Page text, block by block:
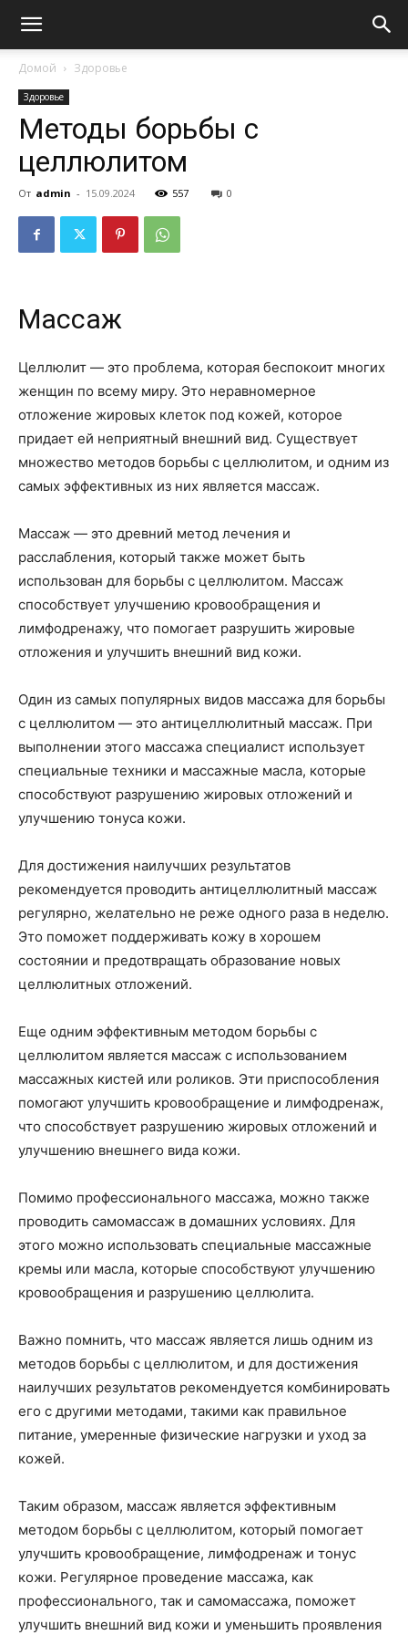
Домой Здоровье
Здоровье
Методы борьбы с
целлюлитом
От admin - 15.09.2024 557 0
Массаж
Целлюлит — это проблема, которая беспокоит многих
женщин по всему миру. Это неравномерное
отложение жировых клеток под кожей, которое
придает ей неприятный внешний вид. Существует
множество методов борьбы с целлюлитом, и одним из
самых эффективных из них является массаж.
Массаж — это древний метод лечения и
расслабления, который также может быть
использован для борьбы с целлюлитом. Массаж
способствует улучшению кровообращения и
лимфодренажу, что помогает разрушить жировые
отложения и улучшить внешний вид кожи.
Один из самых популярных видов массажа для борьбы
с целлюлитом — это антицеллюлитный массаж. При
выполнении этого массажа специалист использует
специальные техники и массажные масла, которые
способствуют разрушению жировых отложений и
улучшению тонуса кожи.
Для достижения наилучших результатов
рекомендуется проводить антицеллюлитный массаж
регулярно, желательно не реже одного раза в неделю.
Это поможет поддерживать кожу в хорошем
состоянии и предотвращать образование новых
целлюлитных отложений.
Еще одним эффективным методом борьбы с
целлюлитом является массаж с использованием
массажных кистей или роликов. Эти приспособления
помогают улучшить кровообращение и лимфодренаж,
что способствует разрушению жировых отложений и
улучшению внешнего вида кожи.
Помимо профессионального массажа, можно также
проводить самомассаж в домашних условиях. Для
этого можно использовать специальные массажные
кремы или масла, которые способствуют улучшению
кровообращения и разрушению целлюлита.
Важно помнить, что массаж является лишь одним из
методов борьбы с целлюлитом, и для достижения
наилучших результатов рекомендуется комбинировать
его с другими методами, такими как правильное
питание, умеренные физические нагрузки и уход за
кожей.
Таким образом, массаж является эффективным
методом борьбы с целлюлитом, который помогает
улучшить кровообращение, лимфодренаж и тонус
кожи. Регулярное проведение массажа, как
профессионального, так и самомассажа, поможет
улучшить внешний вид кожи и уменьшить проявления